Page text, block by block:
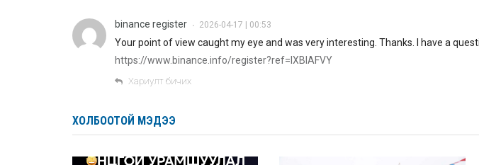
binance register • 2026-04-17 | 00:53
Your point of view caught my eye and was very interesting. Thanks. I have a
https://www.binance.info/register?ref=IXBIAFVY
Хариулт бичих
ХОЛБООТОЙ МЭДЭЭ